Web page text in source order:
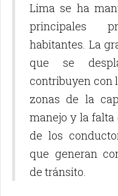
Lima se ha
principales
habitantes. La
que se
contribuyen con
zonas de la
manejo y la
de los
que generan
de tránsito.